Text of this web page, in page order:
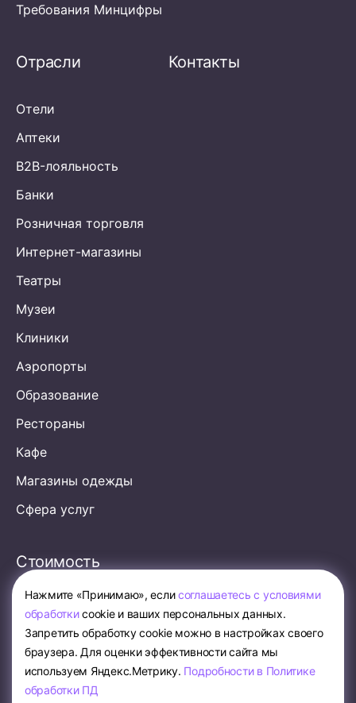
Требования Минцифры
Отрасли
Отели
Аптеки
B2B-лояльность
Банки
Розничная торговля
Интернет-магазины
Театры
Музеи
Клиники
Аэропорты
Образование
Рестораны
Кафе
Магазины одежды
Сфера услуг
Контакты
Стоимость
Карта сайта Политика об обработке персональных данных
Нажмите «Принимаю», еслисоглашаетесь с условиями
обработкиcookie и ваших персональных данных.
Запретить обработку cookie можно в настройках своего
браузера. Для оценки эффективности сайта мы
используем Яндекс.Метрику. Подробности в Политике
обработки ПД